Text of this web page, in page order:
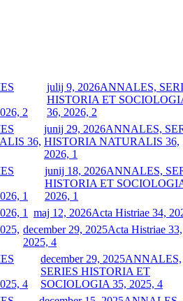
julij 9, 2026ANNALES,
HISTORIA ET
36, 2026, 2
junij 29, 2026ANNALES,
HISTORIA NATURALIS 36,
2026, 1
junij 18, 2026ANNALES,
HISTORIA ET
2026, 1
maj 12, 2026Acta Histriae 34,
december 29, 2025Acta Histriae 33,
2025, 4
december 29, 2025ANNALES,
SERIES HISTORIA ET
SOCIOLOGIA 35, 2025, 4